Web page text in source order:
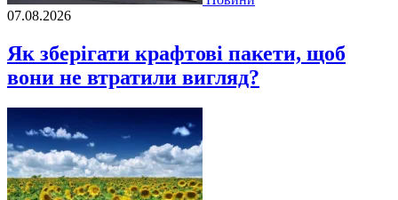
07.08.2026
Як зберігати крафтові пакети, щоб
вони не втратили вигляд?